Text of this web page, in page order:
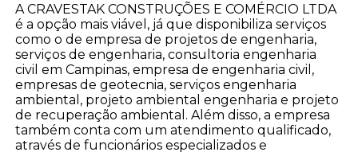
A CRAVESTAK CONSTRUÇÕES E COMÉRCIO LTDA
é a opção mais viável, já que disponibiliza serviços
como o de empresa de projetos de engenharia,
serviços de engenharia, consultoria engenharia
civil em Campinas, empresa de engenharia civil,
empresas de geotecnia, serviços engenharia
ambiental, projeto ambiental engenharia e projeto
de recuperação ambiental. Além disso, a empresa
também conta com um atendimento qualificado,
através de funcionários especializados e